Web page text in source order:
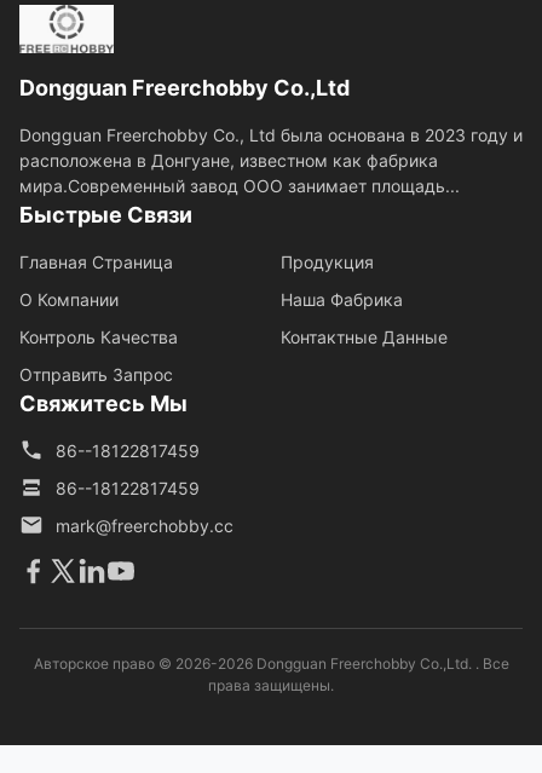
Dongguan Freerchobby Co.,Ltd
Dongguan Freerchobby Co., Ltd была основана в 2023 году и
расположена в Донгуане, известном как фабрика
мира.Современный завод ООО занимает площадь...
Быстрые Связи
Главная Страница
Продукция
О Компании
Наша Фабрика
Контроль Качества
Контактные Данные
Отправить Запрос
Свяжитесь Мы
86--18122817459
86--18122817459
mark@freerchobby.cc
Авторское право © 2026-2026 Dongguan Freerchobby Co.,Ltd. . Все
права защищены.